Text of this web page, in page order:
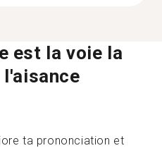
est la voie la
ta prononciation et